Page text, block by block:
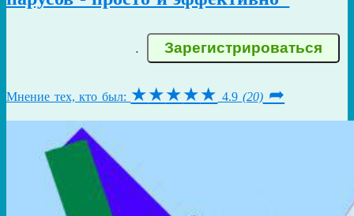
.
Мнение тех, кто был: ★★★★★ 4.9 (20)➦